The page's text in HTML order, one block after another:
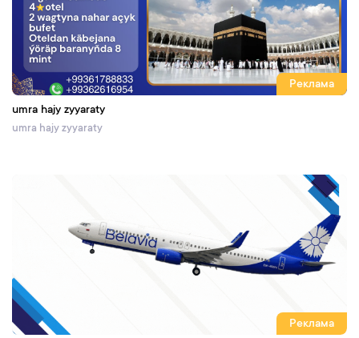
Реклама
umra hajy zyyaraty
umra hajy zyyaraty
Реклама